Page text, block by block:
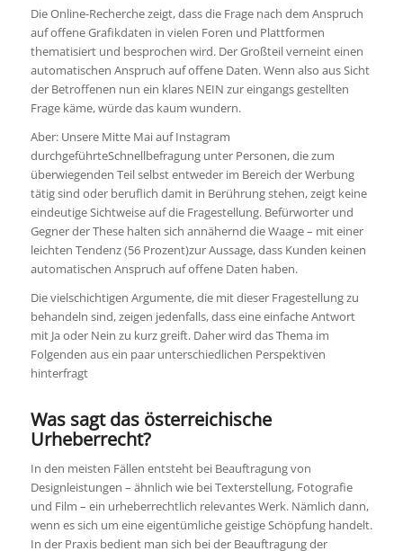
Die Online-Recherche zeigt, dass die Frage nach dem Anspruch
auf offene Grafikdaten in vielen Foren und Plattformen
thematisiert und besprochen wird. Der Großteil verneint einen
automatischen Anspruch auf offene Daten. Wenn also aus Sicht
der Betroffenen nun ein klares NEIN zur eingangs gestellten
Frage käme, würde das kaum wundern.
Aber: Unsere Mitte Mai auf Instagram
durchgeführteSchnellbefragung unter Personen, die zum
überwiegenden Teil selbst entweder im Bereich der Werbung
tätig sind oder beruflich damit in Berührung stehen, zeigt keine
eindeutige Sichtweise auf die Fragestellung. Befürworter und
Gegner der These halten sich annähernd die Waage – mit einer
leichten Tendenz (56 Prozent)zur Aussage, dass Kunden keinen
automatischen Anspruch auf offene Daten haben.
Die vielschichtigen Argumente, die mit dieser Fragestellung zu
behandeln sind, zeigen jedenfalls, dass eine einfache Antwort
mit Ja oder Nein zu kurz greift. Daher wird das Thema im
Folgenden aus ein paar unterschiedlichen Perspektiven
hinterfragt
Was sagt das österreichische
Urheberrecht?
In den meisten Fällen entsteht bei Beauftragung von
Designleistungen – ähnlich wie bei Texterstellung, Fotografie
und Film – ein urheberrechtlich relevantes Werk. Nämlich dann,
wenn es sich um eine eigentümliche geistige Schöpfung handelt.
In der Praxis bedient man sich bei der Beauftragung der